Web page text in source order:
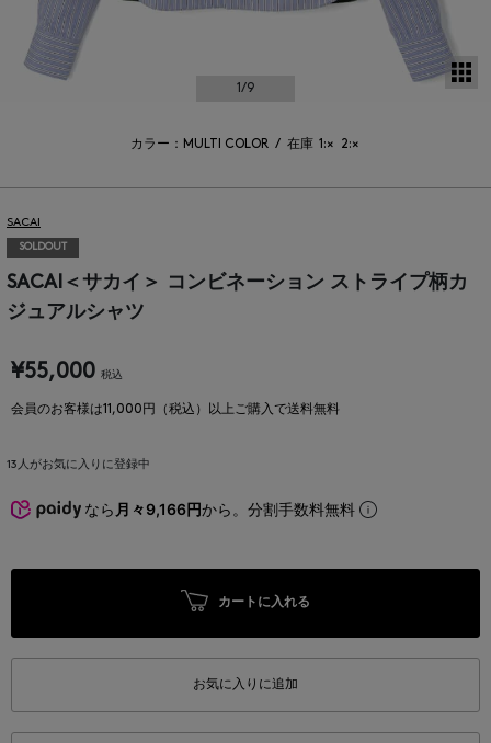
1/9
カラー：MULTI COLOR / 在庫 1:× 2:×
SACAI
SOLDOUT
SACAI＜サカイ＞ コンビネーション ストライプ柄カ
ジュアルシャツ
¥55,000 税込
会員のお客様は11,000円（税込）以上ご購入で送料無料
13 人がお気に入りに登録中
なら 月々9,166円から。分割手数料無料
カートに入れる
お気に入りに追加